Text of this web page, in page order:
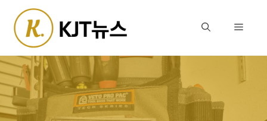
content
Menu